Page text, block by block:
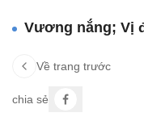
Vương nắng; Vị
Về trang trước
chia sẻ